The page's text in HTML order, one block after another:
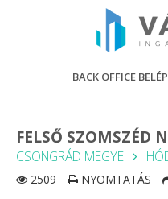
BACK OFFICE
FELSŐ SZOMSZÉD
CSONGRÁD MEGYE
2509 NYOMTATÁS